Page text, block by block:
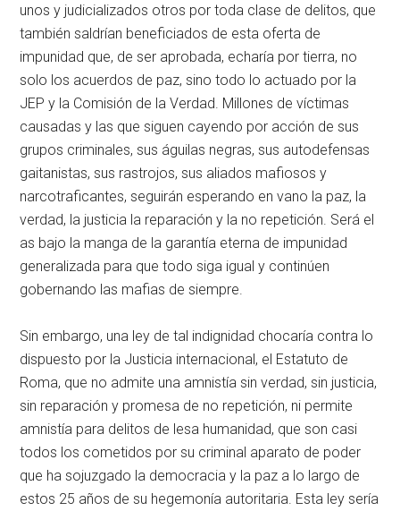
unos y judicializados otros por toda clase de delitos, que
también saldrían beneficiados de esta oferta de
impunidad que, de ser aprobada, echaría por tierra, no
solo los acuerdos de paz, sino todo lo actuado por la
JEP y la Comisión de la Verdad. Millones de víctimas
causadas y las que siguen cayendo por acción de sus
grupos criminales, sus águilas negras, sus autodefensas
gaitanistas, sus rastrojos, sus aliados mafiosos y
narcotraficantes, seguirán esperando en vano la paz, la
verdad, la justicia la reparación y la no repetición. Será el
as bajo la manga de la garantía eterna de impunidad
generalizada para que todo siga igual y continúen
gobernando las mafias de siempre.
Sin embargo, una ley de tal indignidad chocaría contra lo
dispuesto por la Justicia internacional, el Estatuto de
Roma, que no admite una amnistía sin verdad, sin justicia,
sin reparación y promesa de no repetición, ni permite
amnistía para delitos de lesa humanidad, que son casi
todos los cometidos por su criminal aparato de poder
que ha sojuzgado la democracia y la paz a lo largo de
estos 25 años de su hegemonía autoritaria. Esta ley sería